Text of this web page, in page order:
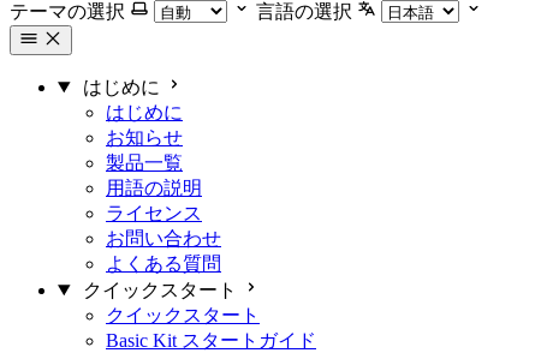
テーマの選択
言語の選択
はじめに
はじめに
お知らせ
製品一覧
用語の説明
ライセンス
お問い合わせ
よくある質問
クイックスタート
クイックスタート
Basic Kit スタートガイド